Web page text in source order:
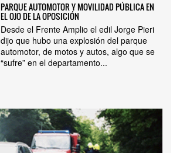
PARQUE AUTOMOTOR Y MOVILIDAD PÚBLICA EN
EL OJO DE LA OPOSICIÓN
Desde el Frente Amplio el edil Jorge Pieri
dijo que hubo una explosión del parque
automotor, de motos y autos, algo que se
“sufre” en el departamento...